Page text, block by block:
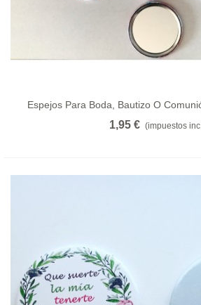
Espejos Para Boda, Bautizo O
1,95 € (impuestos